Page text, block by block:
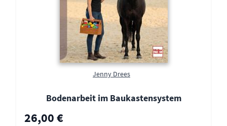
Jenny Drees
Bodenarbeit im Baukastensystem
26,00 €